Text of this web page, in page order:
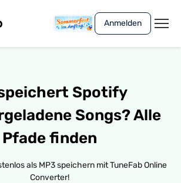
Anmelden
Spotify
Songs? Alle
Pfade finden
als MP3 speichern mit TuneFab Online
Converter!